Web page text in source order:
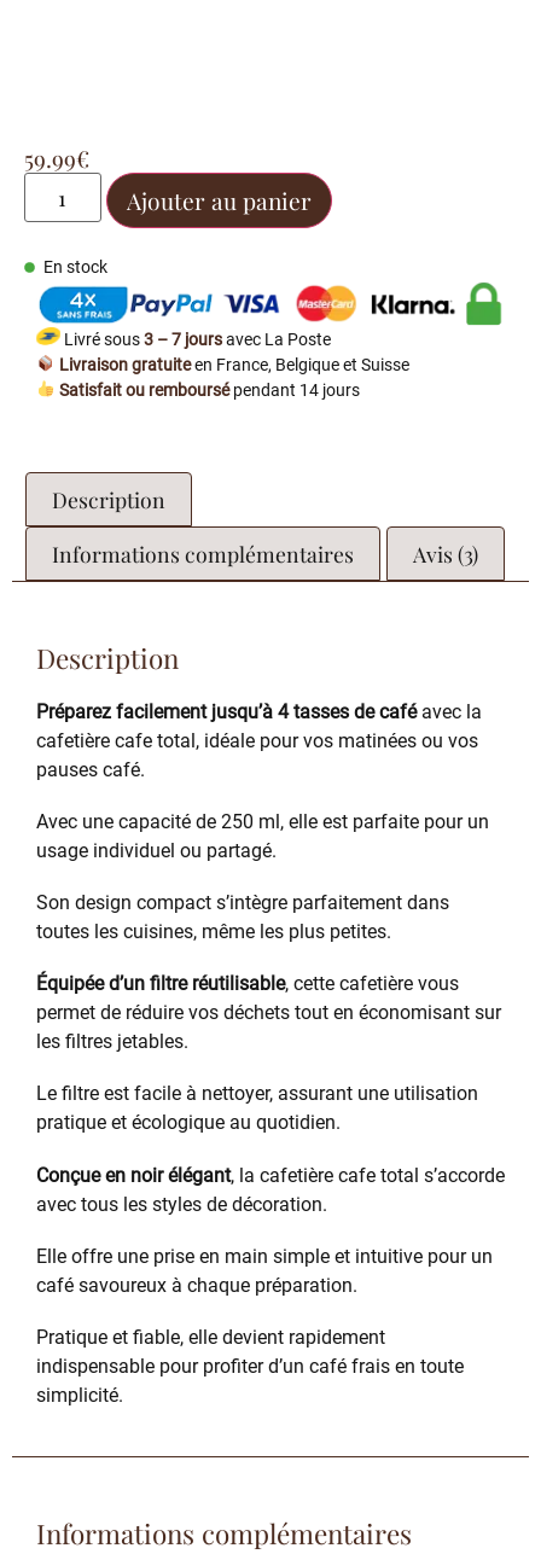
59.99€
Ajouter au panier
En stock
Livré sous3 – 7 joursavec La Poste
Livraison gratuiteen France, Belgique et Suisse
Satisfait ou remboursépendant 14 jours
Description
Informations complémentaires
Avis (3)
Description
Préparez facilement jusqu’à 4 tasses de caféavec la
cafetière cafe total, idéale pour vos matinées ou vos
pauses café.
Avec une capacité de 250 ml, elle est parfaite pour un
usage individuel ou partagé.
Son design compact s’intègre parfaitement dans
toutes les cuisines, même les plus petites.
Équipée d’un filtre réutilisable, cette cafetière vous
permet de réduire vos déchets tout en économisant sur
les filtres jetables.
Le filtre est facile à nettoyer, assurant une utilisation
pratique et écologique au quotidien.
Conçue en noir élégant, la cafetière cafe total s’accorde
avec tous les styles de décoration.
Elle offre une prise en main simple et intuitive pour un
café savoureux à chaque préparation.
Pratique et fiable, elle devient rapidement
indispensable pour profiter d’un café frais en toute
simplicité.
Informations complémentaires